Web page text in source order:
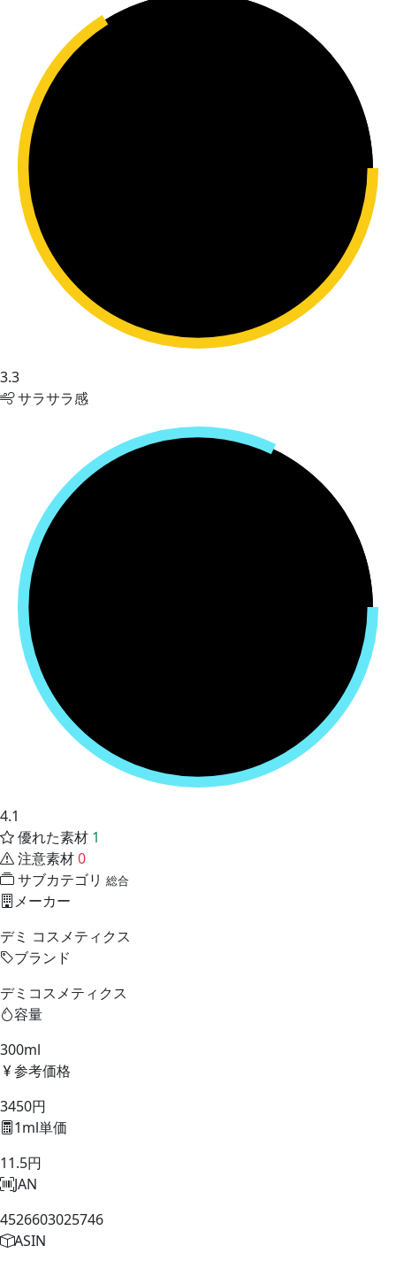
3.3
サラサラ感
4.1
優れた素材 1
注意素材0
サブカテゴリ 総合
メーカー
デミ コスメティクス
ブランド
デミコスメティクス
容量
300ml
参考価格
3450円
1ml単価
11.5円
JAN
4526603025746
ASIN